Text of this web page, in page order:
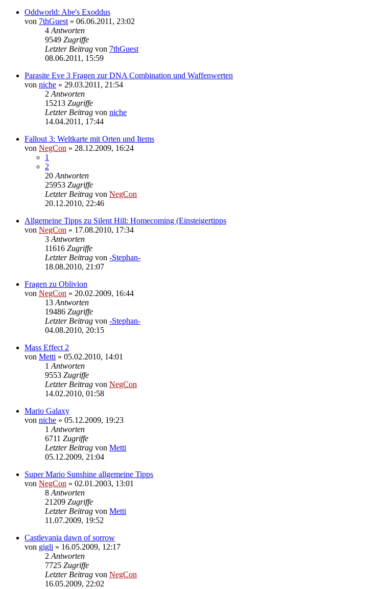
Oddworld: Abe's Exoddus
von 7thGuest» 06.06.2011, 23:02
4Antworten
9549 Zugriffe
Letzter Beitrag von 7thGuest
08.06.2011, 15:59
Parasite Eve 3 Fragen zur DNA Combination und Waffenwerten
von niche » 29.03.2011, 21:54
2Antworten
15213 Zugriffe
Letzter Beitrag von niche
14.04.2011, 17:44
Fallout 3: Weltkarte mit Orten und Items
von NegCon » 28.12.2009, 16:24
1
2
20Antworten
25953 Zugriffe
Letzter Beitrag von NegCon
20.12.2010, 22:46
Allgemeine Tipps zu Silent Hill: Homecoming (Einsteigertipps
von NegCon » 17.08.2010, 17:34
3Antworten
11616 Zugriffe
Letzter Beitrag von -Stephan-
18.08.2010, 21:07
Fragen zu Oblivion
von NegCon » 20.02.2009, 16:44
13Antworten
19486 Zugriffe
Letzter Beitrag von -Stephan-
04.08.2010, 20:15
Mass Effect 2
von Metti » 05.02.2010, 14:01
1Antworten
9553 Zugriffe
Letzter Beitrag von NegCon
14.02.2010, 01:58
Mario Galaxy
von niche » 05.12.2009, 19:23
1Antworten
6711 Zugriffe
Letzter Beitrag von Metti
05.12.2009, 21:04
Super Mario Sunshine allgemeine Tipps
von NegCon » 02.01.2003, 13:01
8Antworten
21209 Zugriffe
Letzter Beitrag von Metti
11.07.2009, 19:52
Castlevania dawn of sorrow
von gigli » 16.05.2009, 12:17
2Antworten
7725 Zugriffe
Letzter Beitrag von NegCon
16.05.2009, 22:02